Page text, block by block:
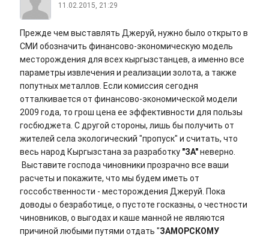
11.02.2015, 21:29
Прежде чем выставлять Джеруй, нужно было открыто в
СМИ обозначить финансово-экономическую модель
месторождения для всех кыргызстанцев, а именно все
параметры извлечения и реализации золота, а также
попутных металлов. Если комиссия сегодня
отталкивается от финансово-экономической модели
2009 года, то грош цена ее эффективности для пользы
госбюджета. С другой стороны, лишь бы получить от
жителей села экологический "пропуск" и считать, что
весь народ Кыргызстана за разработку "ЗА"неверно.
Выставите господа чиновники прозрачно все ваши
расчеты и покажите, что мы будем иметь от
госсобственности - месторождения Джеруй. Пока
доводы о безработице, о пустоте госказны, о честности
чиновников, о выгодах и каше манной не являются
причиной любыми путями отдать "ЗАМОРСКОМУ